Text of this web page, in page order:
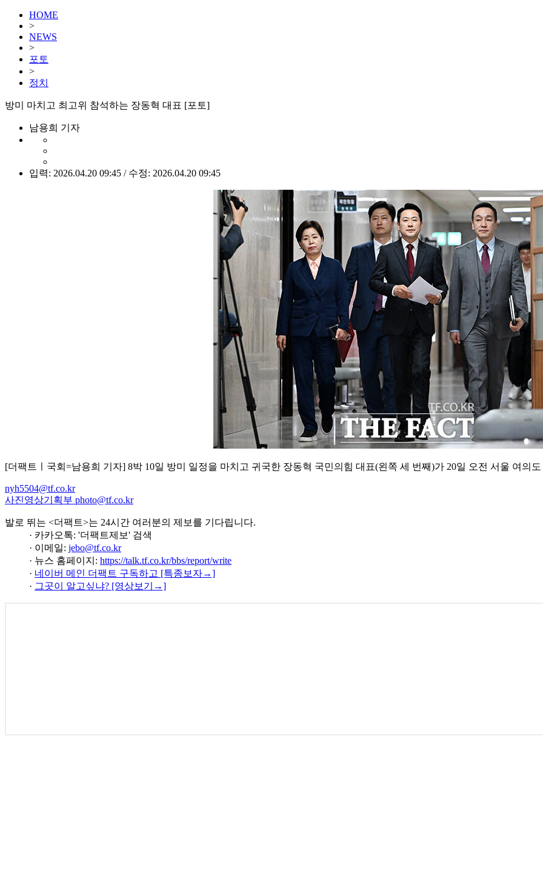
HOME
>
NEWS
>
포토
>
정치
방미 마치고 최고위 참석하는 장동혁 대표 [포토]
남용희 기자
입력: 2026.04.20 09:45 / 수정: 2026.04.20 09:45
[더팩트ㅣ국회=남용희 기자] 8박 10일 방미 일정을 마치고 귀국한 장동혁 국민의힘 대표(왼쪽 세 번째)가 20일 오전 서울 여의
nyh5504@tf.co.kr
사진영상기획부 photo@tf.co.kr
발로 뛰는 <더팩트>는 24시간 여러분의 제보를 기다립니다.
· 카카오톡: '더팩트제보' 검색
· 이메일: jebo@tf.co.kr
· 뉴스 홈페이지: https://talk.tf.co.kr/bbs/report/write
· 네이버 메인 더팩트 구독하고 [특종보자→]
· 그곳이 알고싶냐? [영상보기→]